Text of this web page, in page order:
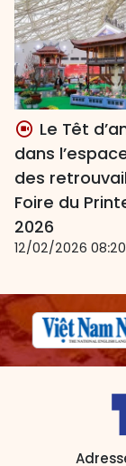
Le Têt
dans
des
Foire du
2026
12/02/2026 08:20